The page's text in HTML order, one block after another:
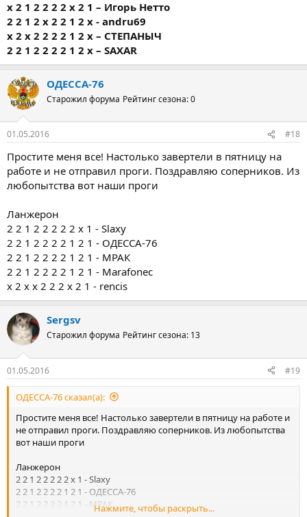
х 2 1 2 2 2 2 х 2 1 – Игорь Нетто
2 2 1 2 х 2 2 1 2 х - andru69
х 2 х 2 2 2 2 1 2 х – СТЕПАНЫЧ
2 2 1 2 2 2 2 1 2 х – SAXAR
ОДЕССА-76
Старожил форума Рейтинг сезона: 0
01.05.2016 #18
Простите меня все! Настолько завертели в пятницу на
работе и не отправил проги. Поздравляю соперников. Из
любопытства вот наши проги
Ланжерон
2 2 1 2 2 2 2 2 х 1 - Slaxy
2 2 1 2 2 2 2 1 2 1 - ОДЕССА-76
2 2 1 2 2 2 2 1 2 1 - МРАК
2 2 1 2 2 2 2 1 2 1 - Marafonec
x 2 x x 2 2 2 x 2 1 - rencis
Sergsv
Старожил форума Рейтинг сезона: 13
01.05.2016 #19
ОДЕССА-76 сказал(а):
Простите меня все! Настолько завертели в пятницу на работе и
не отправил проги. Поздравляю соперников. Из любопытства
вот наши проги
Ланжерон
2 2 1 2 2 2 2 2 х 1 - Slaxy
2 2 1 2 2 2 2 1 2 1 - ОДЕССА-76
2 2 1 2 2 2 2 1 2 1 - МРАКНажмите, чтобы раскрыть...